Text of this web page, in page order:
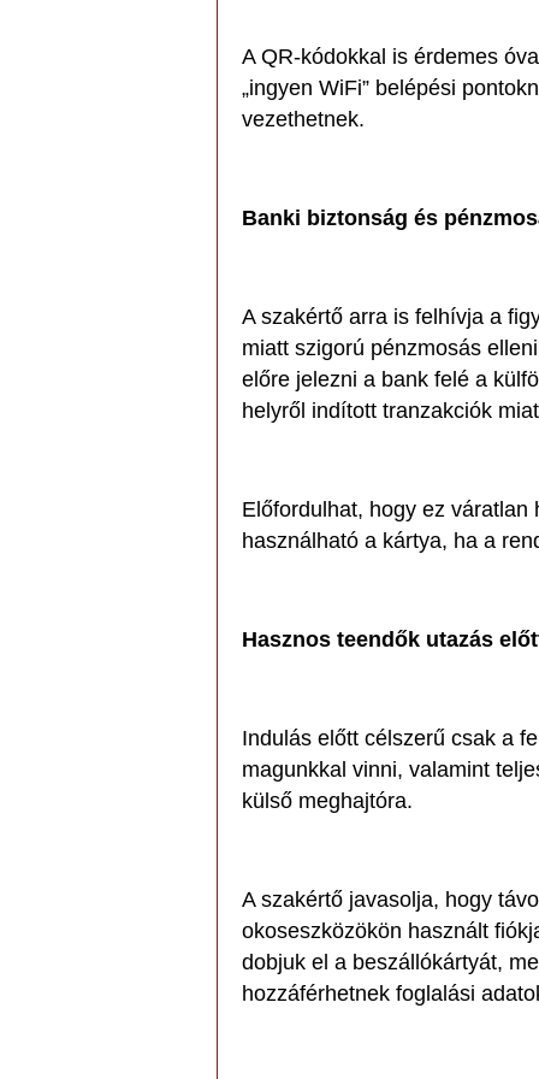
A QR-kódokkal is érdemes
„ingyen WiFi” belépési
vezethetnek.
Banki biztonság és
A szakértő arra is felhívja a
miatt szigorú pénzmosás
előre jelezni a bank felé a
helyről indított tranzakciók
Előfordulhat, hogy ez
használható a kártya, ha a
Hasznos teendők utazás
Indulás előtt célszerű csak a
magunkkal vinni, valamint
külső meghajtóra.
A szakértő javasolja, hogy
okoseszközökön használt
dobjuk el a beszállókártyát,
hozzáférhetnek foglalási